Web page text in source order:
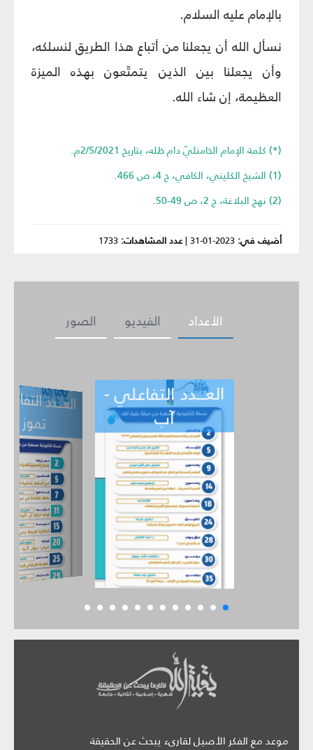
بالإمام عليه السلام.
نسأل الله أن يجعلنا من أتباع هذا الطريق لنسلكه،
وأن يجعلنا بين الذين يتمتّعون بهذه الميزة
العظيمة، إن شاء الله.
(*) كلمة الإمام الخامنئيّ دام ظله، بتاريخ 2/5/2021م.
(1) الشيخ الكليني، الكافي، ج 4، ص 466.
(2) نهج البلاغة، ج 2، ص 49-50.
أضيف في: 2023-01-31
|عدد المشاهدات: 1733
الصور الفيديو الأعداد
العـــدد التفاعلي -
تموز
العـــدد
ي
حزيران
موعد مع الفكر الأصيل لقارىء يبحث عن الحقيقة